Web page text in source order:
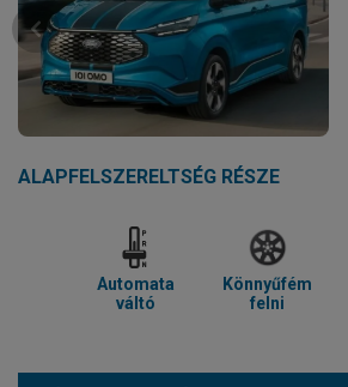
ALAPFELSZERELTSÉG RÉSZE
Automata
váltó
Könnyűfém
felni